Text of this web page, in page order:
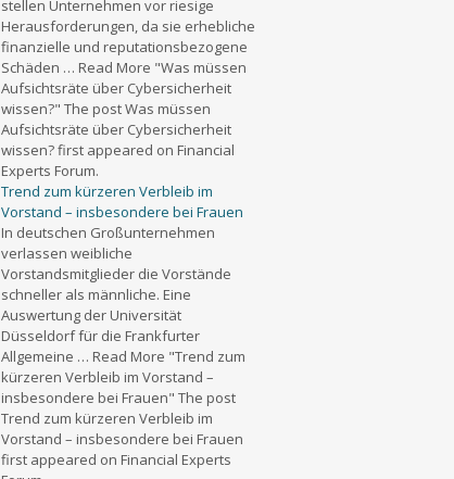
stellen Unternehmen vor riesige
Herausforderungen, da sie erhebliche
finanzielle und reputationsbezogene
Schäden … Read More "Was müssen
Aufsichtsräte über Cybersicherheit
wissen?" The post Was müssen
Aufsichtsräte über Cybersicherheit
wissen? first appeared on Financial
Experts Forum.
Trend zum kürzeren Verbleib im
Vorstand – insbesondere bei Frauen
In deutschen Großunternehmen
verlassen weibliche
Vorstandsmitglieder die Vorstände
schneller als männliche. Eine
Auswertung der Universität
Düsseldorf für die Frankfurter
Allgemeine … Read More "Trend zum
kürzeren Verbleib im Vorstand –
insbesondere bei Frauen" The post
Trend zum kürzeren Verbleib im
Vorstand – insbesondere bei Frauen
first appeared on Financial Experts